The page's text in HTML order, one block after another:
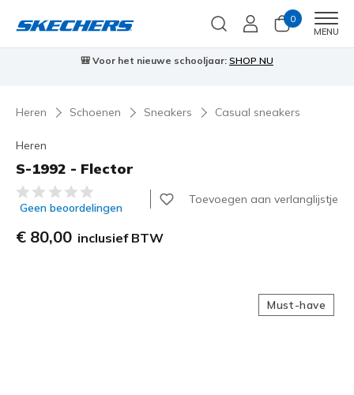
0
MENU
🎒 Voor het nieuwe schooljaar: SHOP NU
Heren Schoenen Sneakers Casual sneakers
Heren
S-1992 - Flector
3,6 van de 5 klantbeoordelingen
Geen beoordelingen
Toevoegen aan verlanglijstje
€ 80,00 inclusief BTW
Must-have